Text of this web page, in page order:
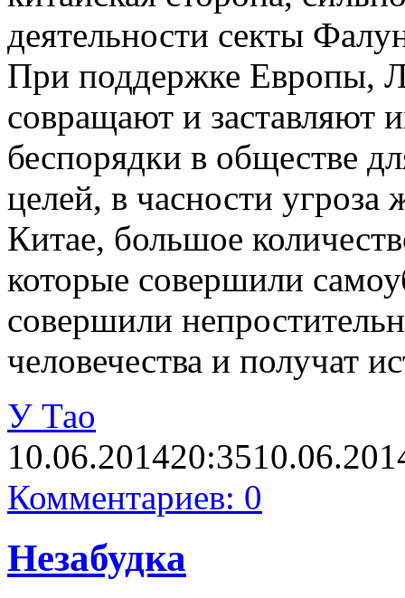
деятельности секты
При поддержке Европы,
совращают и заставляют
беспорядки в обществе
целей, в часности
Китае, большое
которые совершили
совершили
человечества и получат
У Тао
10.06.201420:35
Комментариев: 0
Незабудка